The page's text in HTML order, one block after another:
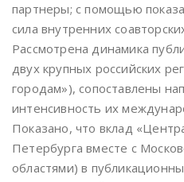
партнеры; с помощью
сила внутренних
Рассмотрена динамика
двух крупных российских
городам»), сопоставлены
интенсивность их
Показано, что вклад
Петербурга вместе с
областями) в